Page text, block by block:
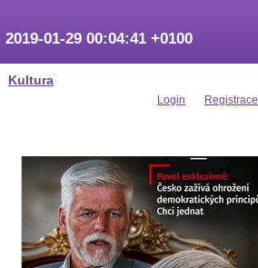
Kultura
2019-01-29 00:04:41 +0100
Login Registrace